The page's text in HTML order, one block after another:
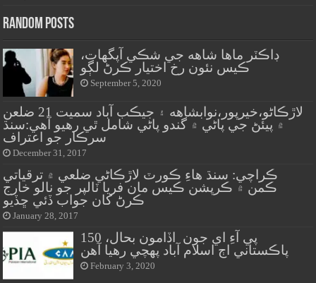
Random Posts
ڊاڪٽر ماها شاهه جي شڪي آپگهات،
ڪيس نئون رخ اختيار ڪرڻ لڳو
September 5, 2020
لاڙڪاڻو،خيرپور،نوابشاهه ۽ جيڪب آباد سميت 21 ضلعن
۾ پيئڻ جي پاڻي ۾ گندو پاڻي شامل ٿي رهيو آهي:سنڌ
سرڪار جو اعتراف
December 31, 2017
ڪراچي: سنڌ هاءِ ڪورٽ لاڙڪاڻي ضلعي ۾ ترقياتي
ڪمن ۾ ڪرپشن ڪيس مان فريا ٽالپر جو نالو خارج
ڪرڻ کان جواب ڏئي ڇڏيو
January 28, 2017
پي آءِ اي جون اڏامون بحال، 150
پاڪستاني اڄ اسلام آباد پهچي رهيا آهن
February 3, 2020